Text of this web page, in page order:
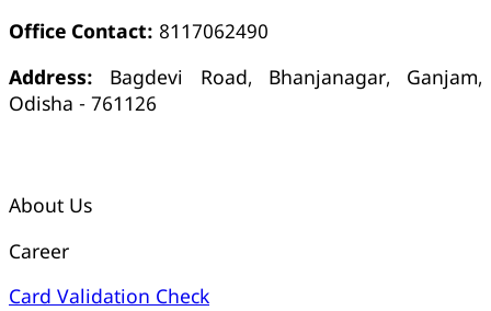
Office Contact: 8117062490
Address: Bagdevi Road, Bhanjanagar, Ganjam,
Odisha - 761126
About Us
Career
Card Validation Check